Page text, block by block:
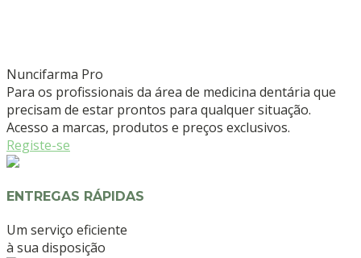
Nuncifarma Pro
Para os profissionais da área de medicina dentária que
precisam de estar prontos para qualquer situação.
Acesso a marcas, produtos e preços exclusivos.
Registe-se
ENTREGAS RÁPIDAS
Um serviço eficiente
à sua disposição